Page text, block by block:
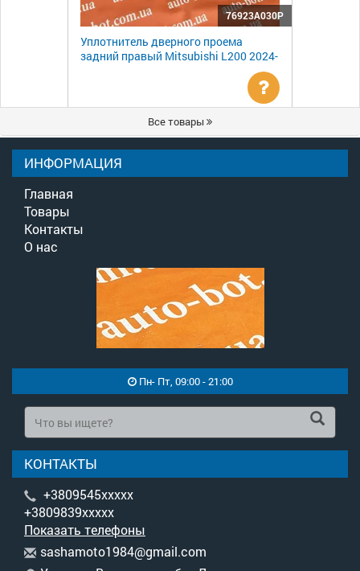
76923A030P
Уплотнитель дверного проема
задний правый Mitsubishi L200 2024-
Уточнить
цену
Все товары
ИНФОРМАЦИЯ
Главная
Товары
Контакты
О нас
Пн- Пт, 09:00 - 21:00
КОНТАКТЫ
+3809545xxxxx
+3809839xxxxx
Показать телефоны
sashamoto1984@gmail.com